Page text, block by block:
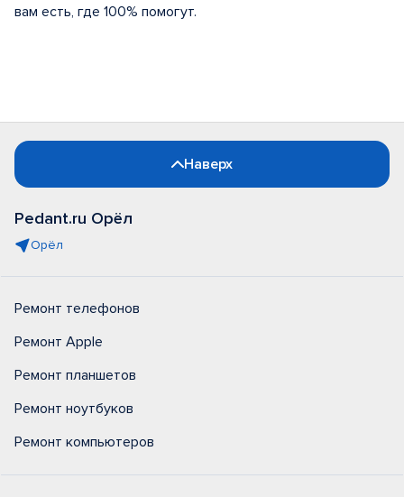
вам есть, где 100% помогут.
Наверх
Pedant.ru Орёл
Орёл
Ремонт телефонов
Ремонт Apple
Ремонт планшетов
Ремонт ноутбуков
Ремонт компьютеров